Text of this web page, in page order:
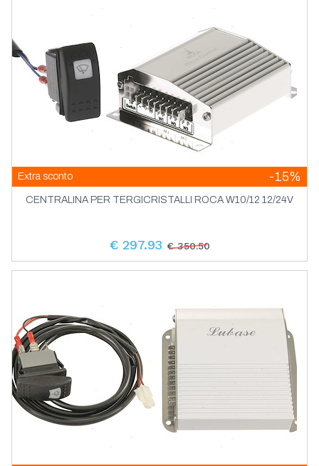
Extra sconto -15%
CENTRALINA PER TERGICRISTALLI ROCA W10/12 12/24V
€ 297.93 € 350.50